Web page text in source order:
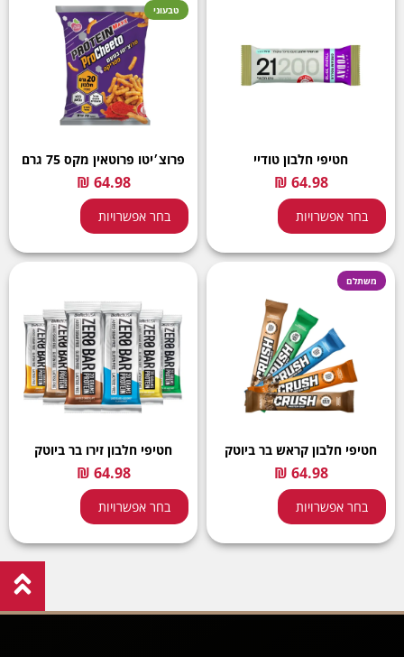
חטיפי חלבון טודיי
‏64.98 ₪
בחר אפשרויות
טבעוני
פרוצ׳יטו פרוטאין מקס 75 גרם
‏64.98 ₪
בחר אפשרויות
משתלם
חטיפי חלבון קראש בר ביוטק
‏64.98 ₪
בחר אפשרויות
חטיפי חלבון זירו בר ביוטק
‏64.98 ₪
בחר אפשרויות